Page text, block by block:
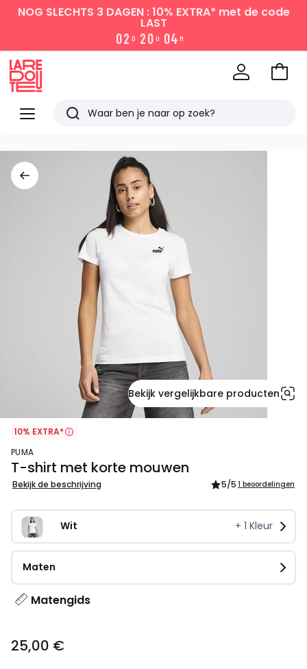
NOG SLECHTS 3 DAGEN : 10% EXTRA* met de code
LAST
02 D 20 U 04 M
Menu
Redoute
Zoeken
bekeken
Naar
Bekijk vergelijkbare producten
10% EXTRA*
PUMA
T-shirt met korte mouwen
Bekijk de beschrijving 5/5 1 beoordelingen
Wit + 1 Kleur
Maten
Matengids
€.
25,00 €